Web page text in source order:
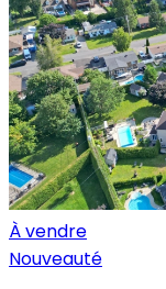
À vendre
Nouveauté